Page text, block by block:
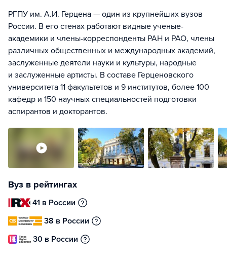
РГПУ им. А.И. Герцена — один из крупнейших вузов
России. В его стенах работают видные ученые-
академики и члены-корреспонденты РАН и РАО, члены
различных общественных и международных академий,
заслуженные деятели науки и культуры, народные
и заслуженные артисты. В составе Герценовского
университета 11 факультетов и 9 институтов, более 100
кафедр и 150 научных специальностей подготовки
аспирантов и докторантов.
Вуз в рейтингах
41 в России
38 в России
30 в России